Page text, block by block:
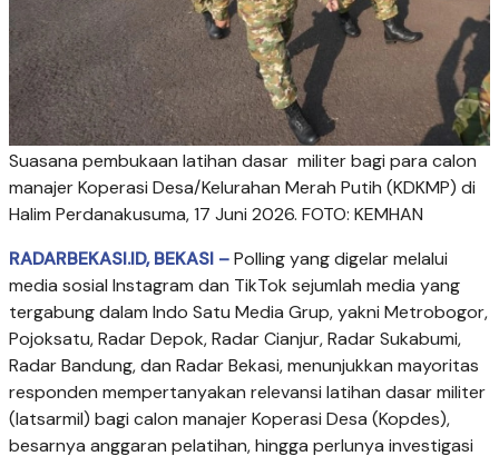
Suasana pembukaan latihan dasar militer bagi para calon
manajer Koperasi Desa/Kelurahan Merah Putih (KDKMP) di
Halim Perdanakusuma, 17 Juni 2026. FOTO: KEMHAN
RADARBEKASI.ID, BEKASI –Polling yang digelar melalui
media sosial Instagram dan TikTok sejumlah media yang
tergabung dalam Indo Satu Media Grup, yakni Metrobogor,
Pojoksatu, Radar Depok, Radar Cianjur, Radar Sukabumi,
Radar Bandung, dan Radar Bekasi, menunjukkan mayoritas
responden mempertanyakan relevansi latihan dasar militer
(latsarmil) bagi calon manajer Koperasi Desa (Kopdes),
besarnya anggaran pelatihan, hingga perlunya investigasi